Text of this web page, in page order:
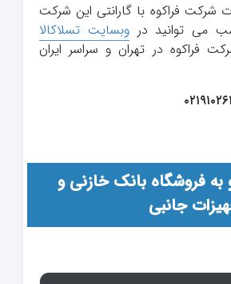
شرکت فراکوه با گارانتی این شرکت
می توانید دروبسایت تسلاکالا
فراکوه در تهران و سراسر ایران
به فروشگاه بانک خازنی و
جانبی